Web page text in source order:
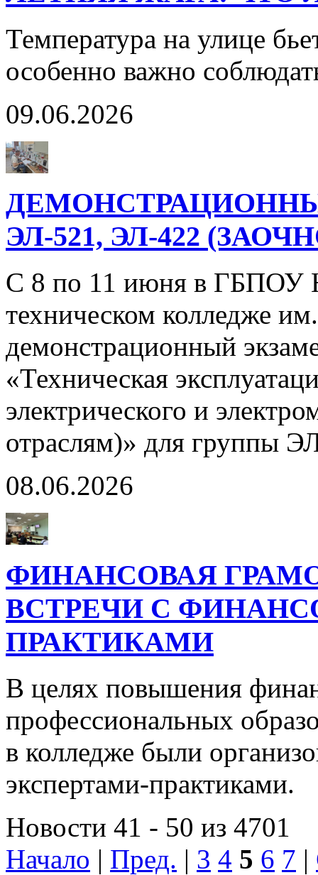
Температура на улице
особенно важно
09.06.2026
ЭЛ-521, ЭЛ-422
С 8 по 11 июня в ГБПОУ
техническом колледже
демонстрационный
«Техническая
электрического и
отраслям)» для группы
08.06.2026
ФИНАНСОВАЯ
ВСТРЕЧИ С
ПРАКТИКАМИ
В целях повышения
профессиональных
в колледже были
экспертами-практиками.
Новости 41 - 50 из 4701
Начало | Пред. | 3 4 5 6 7 |